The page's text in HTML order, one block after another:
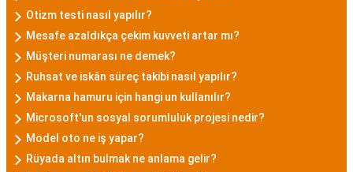
Otizm testi nasıl yapılır?
Mesafe azaldıkça çekim kuvveti artar mı?
Müşteri numarası ne demek?
Ruhsat ve iskân süreç takibi nasıl yapılır?
Makarna hamuru için hangi un kullanılır?
Microsoft'un sosyal sorumluluk projesi nedir?
Model oto ne iş yapar?
Rüyada altın bulmak ne anlama gelir?